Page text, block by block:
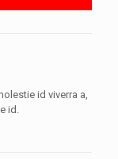
id viverra a,
id.